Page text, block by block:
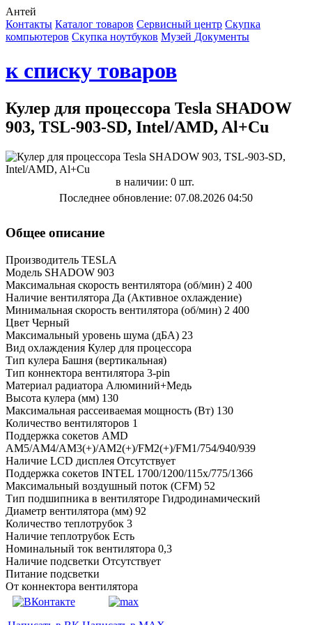
Антей
Контакты Каталог товаров Сервисный центр Cкупка
компьютеров Cкупка ноутбуков Музей Документы
к списку товаров
Кулер для процессора Tesla SHADOW
903, TSL-903-SD, Intel/AMD, Al+Cu
в наличии: 0 шт.
Последнее обновление: 07.08.2026 04:50
Общее описание
Производитель TESLA
Модель SHADOW 903
Максимальная скорость вентилятора (об/мин) 2 400
Наличие вентилятора Да (Активное охлаждение)
Минимальная скорость вентилятора (об/мин) 2 400
Цвет Черный
Максимальный уровень шума (дБА) 23
Вид охлаждения Кулер для процессора
Тип кулера Башня (вертикальная)
Тип коннектора вентилятора 3-pin
Материал радиатора Алюминий+Медь
Высота кулера (мм) 130
Максимальная рассеиваемая мощность (Вт) 130
Количество вентиляторов 1
Поддержка сокетов AMD
AM5/AM4/AM3(+)/AM2(+)/FM2(+)/FM1/754/940/939
Наличие LCD дисплея Отсутствует
Поддержка сокетов INTEL 1700/1200/115x/775/1366
Максимальный воздушный поток (CFM) 52
Тип подшипника в вентиляторе Гидродинамический
Диаметр вентилятора (мм) 92
Количество теплотрубок 3
Наличие теплотрубок Есть
Номинальный ток вентилятора 0,3
Наличие подсветки Отсутствует
Питание подсветки
От коннектора вентилятора